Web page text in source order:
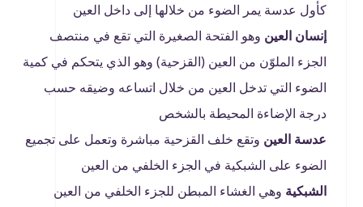
كأول عدسة يمر الضوء من خلالها إلى داخل العين
إنسان العين وهو الفتحة الصغيرة التي تقع في منتصف
الجزء الملوّن من العين (القزحية) وهو الذي يتحكم في كمية
الضوء التي تدخل العين من خلال اتساعه وضيقه حسب
درجة الإضاءة المحيطة بالشخص
عدسة العين وتقع خلف القزحية مباشرة وتعمل على تجميع
الضوء على الشبكية في الجزء الخلفي من العين
الشبكية وهي الغشاء المبطن للجزء الخلفي من العين